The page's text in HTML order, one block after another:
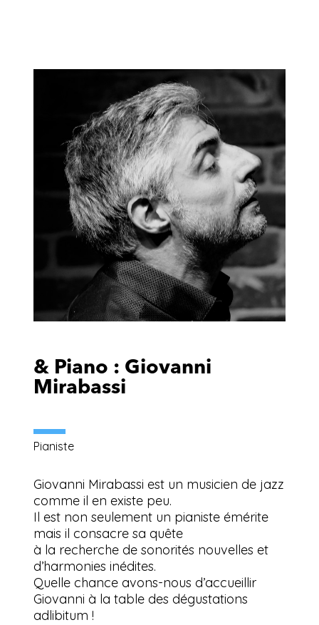
& Piano : Giovanni
Mirabassi
Pianiste
Giovanni Mirabassi est un musicien de jazz
comme il en existe peu.
Il est non seulement un pianiste émérite
mais il consacre sa quête
à la recherche de sonorités nouvelles et
d’harmonies inédites.
Quelle chance avons-nous d’accueillir
Giovanni à la table des dégustations
adlibitum !